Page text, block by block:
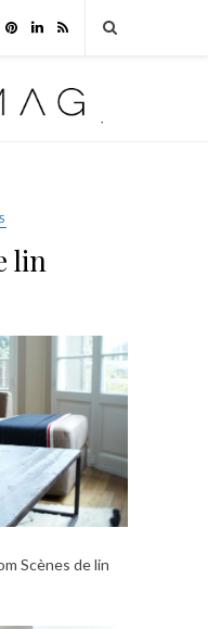
lin
Scènes de lin